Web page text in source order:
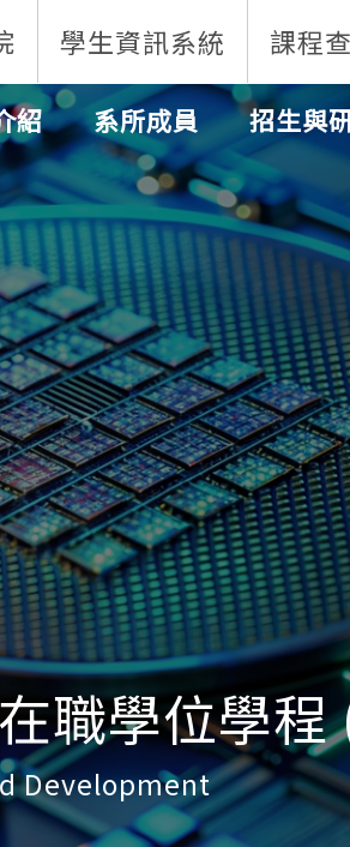
學生資訊系統 課程
紹 系所成員 招生與
職學位學程
Development